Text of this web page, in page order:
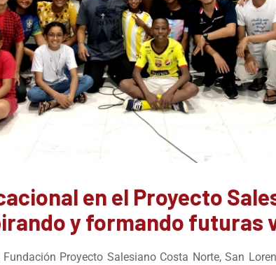
en el Proyecto
y formando futuras
Proyecto Salesiano Costa Norte, San